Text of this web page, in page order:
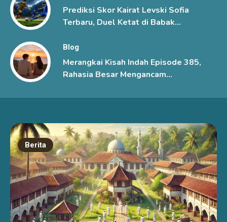
Prediksi Skor Kairat Levski Sofia
Terbaru, Duel Ketat di Babak
UEFA
Blog
Merangkai Kisah Indah Episode 385,
Rahasia Besar Mengancam
Berita